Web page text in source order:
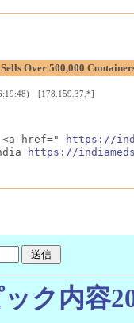
Over 500,000
[178.159.37.*]
href="
https://
https://
ク内容